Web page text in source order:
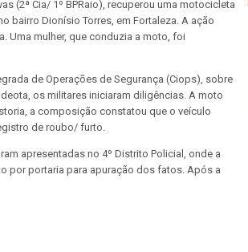
(2ª Cia/ 1º BPRaio), recuperou uma motocicleta
bairro Dionísio Torres, em Fortaleza. A ação
Uma mulher, que conduzia a moto, foi
de Operações de Segurança (Ciops), sobre
os militares iniciaram diligências. A moto
a composição constatou que o veículo
de roubo/ furto.
apresentadas no 4º Distrito Policial, onde a
por portaria para apuração dos fatos. Após a